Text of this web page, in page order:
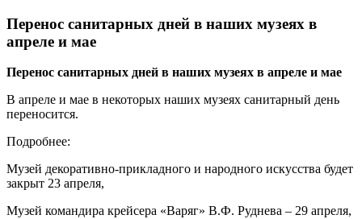
Перенос санитарных дней в наших музеях в
апреле и мае
Перенос санитарных дней в наших музеях в апреле и мае
В апреле и мае в некоторых наших музеях санитарный день
переносится.
Подробнее:
Музей декоративно-прикладного и народного искусства будет
закрыт 23 апреля,
Музей командира крейсера «Варяг» В.Ф. Руднева – 29 апреля,